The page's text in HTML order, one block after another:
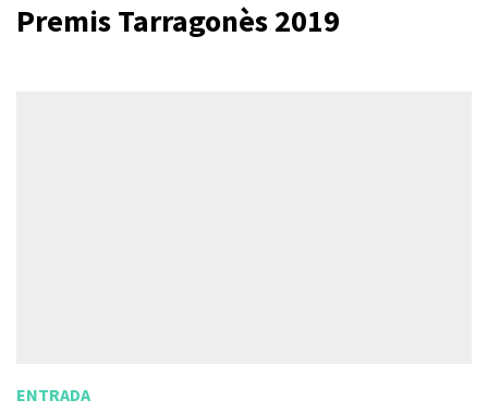
Premis Tarragonès 2019
ENTRADA